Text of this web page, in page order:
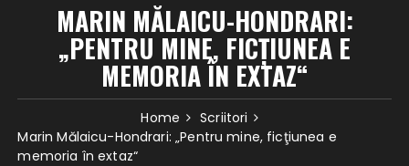
MARIN MĂLAICU-HONDRARI:
„PENTRU MINE, FICŢIUNEA E
MEMORIA ÎN EXTAZ“
Home
Scriitori
Marin Mălaicu-Hondrari: „Pentru mine, ficţiunea e
memoria în extaz“